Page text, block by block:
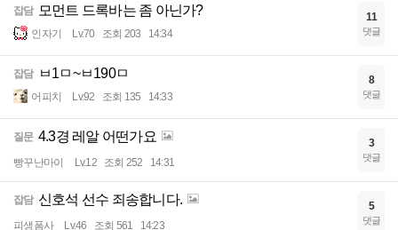
잡담 모먼트 드록바는 좀 아닌가?
인자기 Lv.70 조회 203 14:34
11
댓글
잡담 ㅂ1ㅁ~ㅂ190ㅁ
어피치 Lv.92 조회 135 14:33
8
댓글
질문 4.3경 레알 어떤가요
빵꾸난마이 Lv.12 조회 252 14:31
3
댓글
잡담 신호석 선수 죄송합니다.
피생폼사 Lv.46 조회 561 14:23
5
댓글